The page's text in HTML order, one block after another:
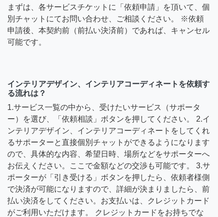
まずは、各サービスチケットに「依頼申請」を頂いて、個
別チャットにてお問い合わせ、ご相談ください。 ※依頼
申請後、本契約前（前払い決済前）であれば、キャンセル
可能です。
インテリアデザイン、インテリアコーディネートを依頼す
る流れは？
1.サービス一覧の中から、受けたいサービス（サポータ
ー）を選び、「依頼相談」ボタンを押してください。 2.イ
ンテリアデザイン、インテリアコーディネートをしてくれ
るサポーターと直接個別チャットができるようになります
ので、具体的な内容、希望日時、場所などをサポーターへ
お伝えください。ここで金額などの交渉も可能です。 3.サ
ポーターが「引き受ける」ボタンを押したら、依頼者様側
で決済が可能になりますので、詳細が決まりましたら、前
払い決済をしてください。お支払いは、クレジットカード
がご利用いただけます。 クレジットカードをお持ちでな